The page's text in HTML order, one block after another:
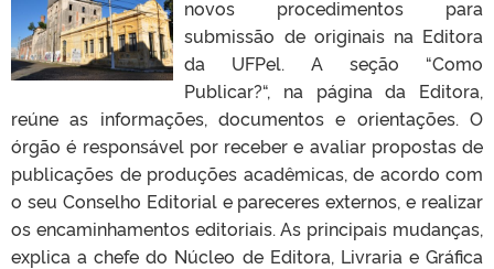
novos procedimentos para
submissão de originais na Editora
da UFPel. A seção “Como
Publicar?“, na página da Editora,
reúne as informações, documentos e orientações. O
órgão é responsável por receber e avaliar propostas de
publicações de produções acadêmicas, de acordo com
o seu Conselho Editorial e pareceres externos, e realizar
os encaminhamentos editoriais. As principais mudanças,
explica a chefe do Núcleo de Editora, Livraria e Gráfica